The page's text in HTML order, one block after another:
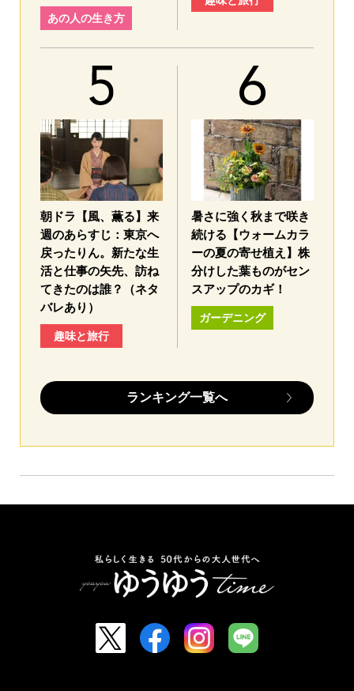
あの人の生き方
朝ドラ【風、薫る】来
週のあらすじ：東京へ
戻ったりん。新たな生
活と仕事の矢先、訪ね
てきたのは誰？（ネタ
バレあり）
趣味と旅行
暑さに強く秋まで咲き
続ける【ウォームカラ
ーの夏の寄せ植え】株
分けした葉ものがセン
スアップのカギ！
ガーデニング
ランキング一覧へ